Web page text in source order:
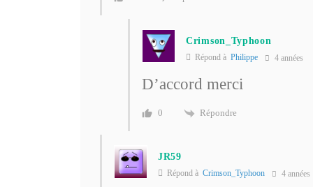
Crimson_Typhoon
Répond à Philippe 4 années
D’accord merci
0 Répondre
JR59
Répond à Crimson_Typhoon 4 années